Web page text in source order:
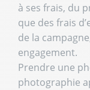
à ses frais, du
que des frais
de la
engagement.
Prendre une
photographie